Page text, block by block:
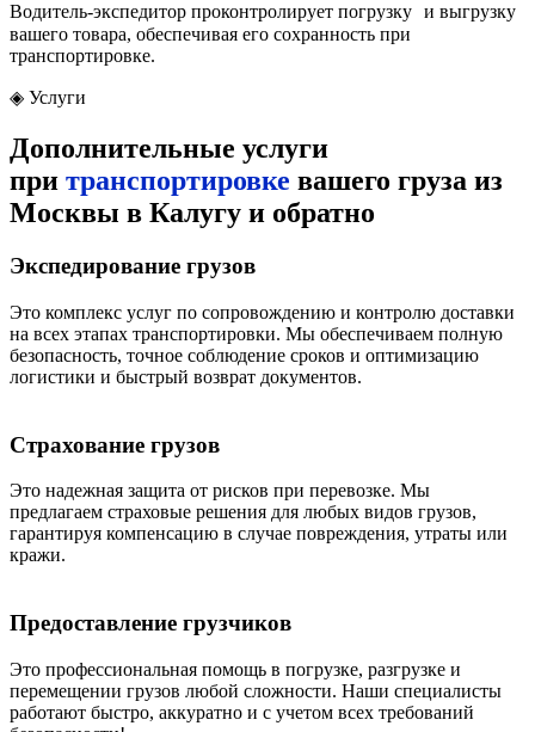
Водитель-экспедитор проконтролирует погрузку и выгрузку
вашего товара, обеспечивая его сохранность при
транспортировке.
◈ Услуги
Дополнительные услуги
при транспортировке вашего груза из
Москвы в Калугу и обратно
Экспедирование грузов
Это комплекс услуг по сопровождению и контролю доставки
на всех этапах транспортировки. Мы обеспечиваем полную
безопасность, точное соблюдение сроков и оптимизацию
логистики и быстрый возврат документов.
Страхование грузов
Это надежная защита от рисков при перевозке. Мы
предлагаем страховые решения для любых видов грузов,
гарантируя компенсацию в случае повреждения, утраты или
кражи.
Предоставление грузчиков
Это профессиональная помощь в погрузке, разгрузке и
перемещении грузов любой сложности. Наши специалисты
работают быстро, аккуратно и с учетом всех требований